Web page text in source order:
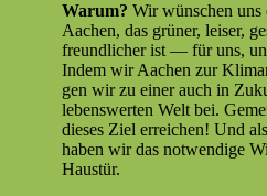
Warum? Wir wün­schen
Aachen, das grün­er, leis­er,
fre­undlich­er ist — für uns,
Indem wir Aachen zur
gen wir zu ein­er auch in
lebenswerten Welt bei.
dieses Ziel erre­ichen! Und
haben wir das notwendi­ge
Haustür.